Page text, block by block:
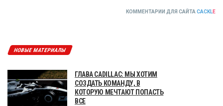
КОММЕНТАРИИ ДЛЯ САЙТАCACKLE
НОВЫЕ МАТЕРИАЛЫ
ГЛАВА CADILLAC: МЫ ХОТИМ
СОЗДАТЬ КОМАНДУ, В
КОТОРУЮ МЕЧТАЮТ ПОПАСТЬ
ВСЕ